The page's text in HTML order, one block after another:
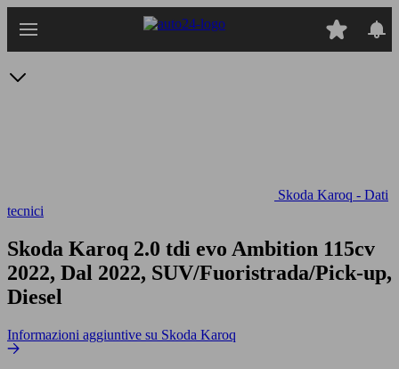
Skoda Karoq - Dati
tecnici
Skoda Karoq 2.0 tdi evo Ambition 115cv
2022, Dal 2022, SUV/Fuoristrada/Pick-up,
Diesel
Informazioni aggiuntive su Skoda Karoq